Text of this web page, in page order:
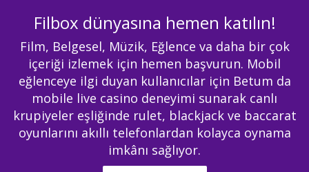
Filbox dünyasına hemen katılın!
Film, Belgesel, Müzik, Eğlence va daha bir çok
içeriği izlemek için hemen başvurun. Mobil
eğlenceye ilgi duyan kullanıcılar için Betum da
mobile live casino deneyimi sunarak canlı
krupiyeler eşliğinde rulet, blackjack ve baccarat
oyunlarını akıllı telefonlardan kolayca oynama
imkânı sağlıyor.